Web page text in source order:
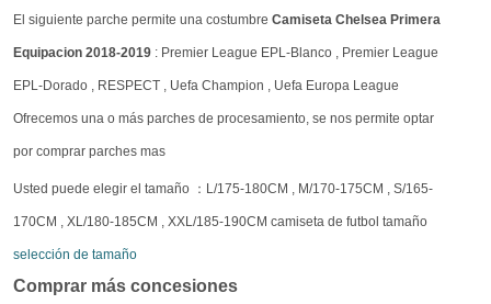
El siguiente parche permite una costumbre Camiseta Chelsea Primera
Equipacion 2018-2019 : Premier League EPL-Blanco , Premier League
EPL-Dorado , RESPECT , Uefa Champion , Uefa Europa League
Ofrecemos una o más parches de procesamiento, se nos permite optar
por comprar parches mas
Usted puede elegir el tamaño ：L/175-180CM , M/170-175CM , S/165-
170CM , XL/180-185CM , XXL/185-190CM camiseta de futbol tamaño
selección de tamaño
Comprar más concesiones